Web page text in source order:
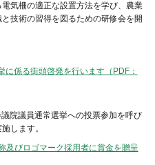
気柵の適正な設置方法を学び、農業
技術の習得を図るための研修会を開
に係る街頭啓発を行います（PDF：
院議員通常選挙への投票参加を呼び
します。
及びロゴマーク採用者に賞金を贈呈